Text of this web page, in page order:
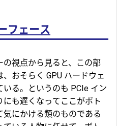
フェース
視点から見ると、この部
おそらく GPU ハードウェ
いる。というのも PCIe イン
も遅くなってここがボト
にかける類のものである